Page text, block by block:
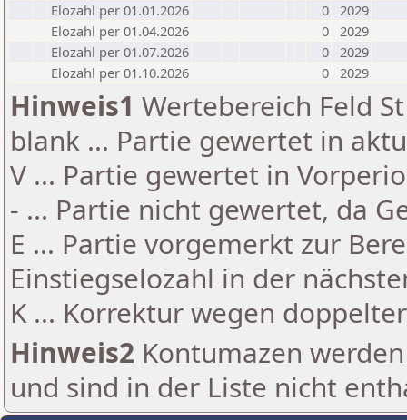
Elozahl per 01.01.2026
0 2029
Elozahl per 01.04.2026
0 2029
Elozahl per 01.07.2026
0 2029
Elozahl per 01.10.2026
0 2029
Hinweis1 Wertebereich Feld
blank ... Partie gewertet in
V ... Partie gewertet in
- ... Partie nicht gewertet, da
E ... Partie vorgemerkt zur
Einstiegselozahl in der
K ... Korrektur wegen
Hinweis2 Kontumazen
und sind in der Liste nicht